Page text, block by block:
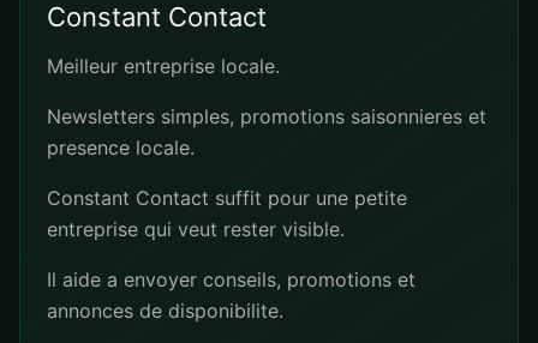
Constant Contact
Meilleur entreprise locale.
Newsletters simples, promotions saisonnieres et
presence locale.
Constant Contact suffit pour une petite
entreprise qui veut rester visible.
Il aide a envoyer conseils, promotions et
annonces de disponibilite.